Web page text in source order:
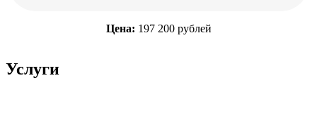
Цена: 197 200 рублей
Услуги